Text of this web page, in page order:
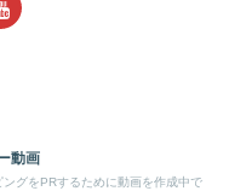
動画
グをPRするために動画を作成中で